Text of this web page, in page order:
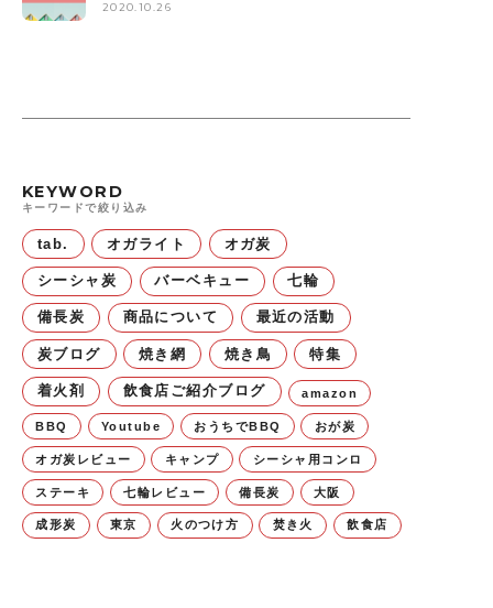
2020.10.26
KEYWORD
キーワードで絞り込み
tab. オガライト オガ炭
シーシャ炭 バーベキュー 七輪
備長炭 商品について 最近の活動
炭ブログ 焼き網 焼き鳥 特集
着火剤 飲食店ご紹介ブログ amazon
BBQ Youtube おうちでBBQ おが炭
オガ炭レビュー キャンプ シーシャ用コンロ
ステーキ 七輪レビュー 備長炭 大阪
成形炭 東京 火のつけ方 焚き火 飲食店